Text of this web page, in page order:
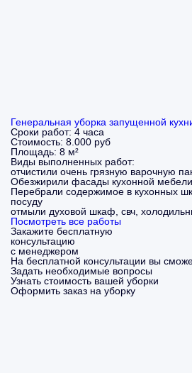
Генеральная уборка запущенной
Сроки работ: 4 часа
Стоимость: 8.000 руб
Площадь: 8 м²
Виды выполненных работ:
отчистили очень грязную варочную
Обезжирили фасады кухонной
Перебрали содержимое в кухонных
посуду
отмыли духовой шкаф, свч,
Посмотреть все работы
Закажите бесплатную
консультацию
с менеджером
На бесплатной консультации вы
Задать необходимые вопросы
Узнать стоимость вашей уборки
Оформить заказ на уборку